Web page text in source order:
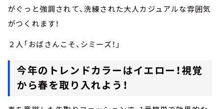
がぐっと強調されて、洗練された大人カジュアルな雰囲気
がつくれます！
２人「おばさんこそ、シミーズ！」
今年のトレンドカラーはイエロー！視覚
から春を取り入れよう！